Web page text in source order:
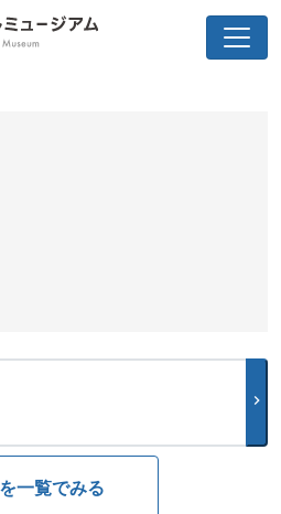
chevron_right
一覧でみる